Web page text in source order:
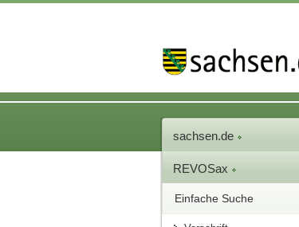
sachsen.de
REVOSax
Einfache Suche